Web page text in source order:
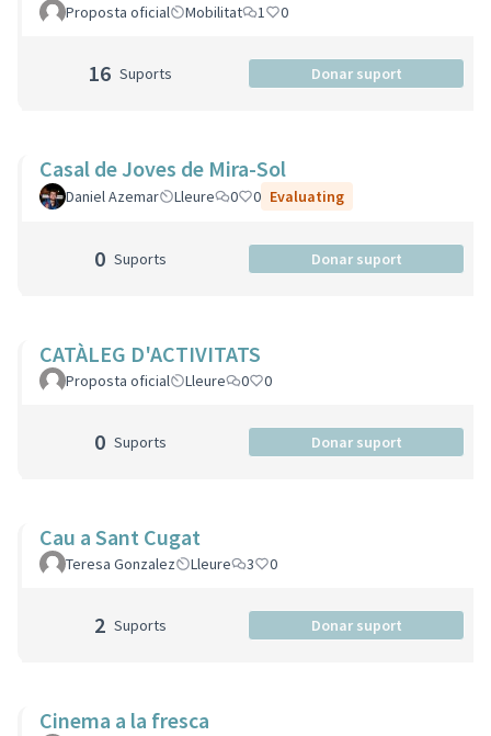
Proposta oficial Mobilitat 1 0
16 Suports Donar suport
Casal de Joves de Mira-Sol
Daniel Azemar Lleure 0 0 Evaluating
0 Suports Donar suport
CATÀLEG D'ACTIVITATS
Proposta oficial Lleure 0 0
0 Suports Donar suport
Cau a Sant Cugat
Teresa Gonzalez Lleure 3 0
2 Suports Donar suport
Cinema a la fresca